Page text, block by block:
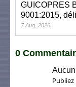
GUICOPRES
9001:2015,
7 Aug, 2026
0